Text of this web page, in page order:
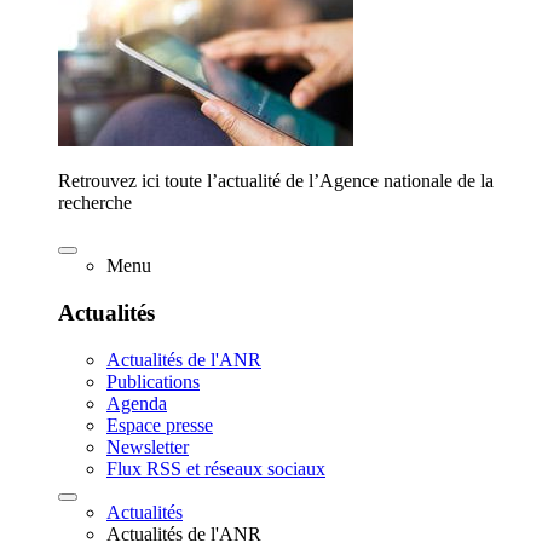
Retrouvez ici toute l’actualité de l’Agence nationale de la
recherche
Menu
Actualités
Actualités de l'ANR
Publications
Agenda
Espace presse
Newsletter
Flux RSS et réseaux sociaux
Actualités
Actualités de l'ANR